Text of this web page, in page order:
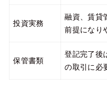
投資実務
融資、賃貸
前提になり
保管書類
登記完了後
の取引に必